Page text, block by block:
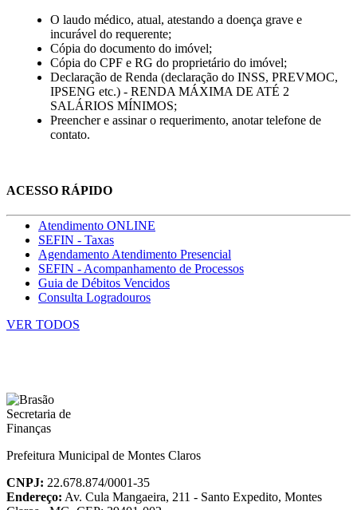
O laudo médico, atual, atestando a doença grave e
incurável do requerente;
Cópia do documento do imóvel;
Cópia do CPF e RG do proprietário do imóvel;
Declaração de Renda (declaração do INSS, PREVMOC,
IPSENG etc.) - RENDA MÁXIMA DE ATÉ 2
SALÁRIOS MÍNIMOS;
Preencher e assinar o requerimento, anotar telefone de
contato.
ACESSO RÁPIDO
Atendimento ONLINE
SEFIN - Taxas
Agendamento Atendimento Presencial
SEFIN - Acompanhamento de Processos
Guia de Débitos Vencidos
Consulta Logradouros
VER TODOS
Prefeitura Municipal de Montes Claros
CNPJ: 22.678.874/0001-35
Endereço: Av. Cula Mangaeira, 211 - Santo Expedito, Montes